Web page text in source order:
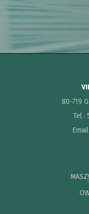
80-719
Tel.:
Email: